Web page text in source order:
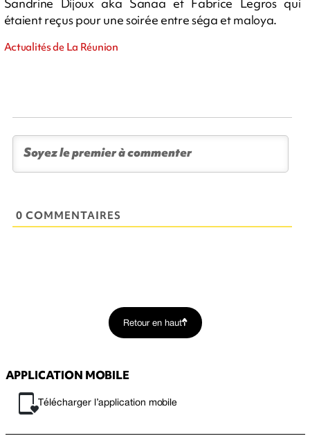
étaient reçus pour une soirée entre séga et maloya.
Actualités de La Réunion
0 COMMENTAIRES
Retour en haut
APPLICATION MOBILE
Télécharger l’application mobile